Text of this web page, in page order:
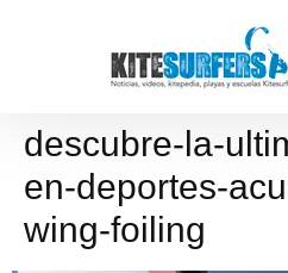
descubre-la-
en-deportes-
wing-foiling